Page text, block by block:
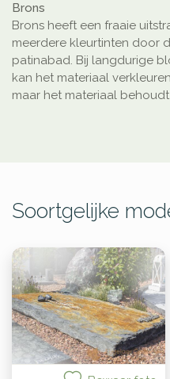
Brons
Brons heeft een fraaie
meerdere kleurtinten door
patinabad. Bij langdurige
kan het materiaal
maar het materiaal
Soortgelijke